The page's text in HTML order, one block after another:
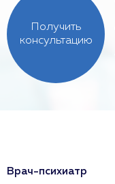
Получить
консультацию
Врач-психиатр